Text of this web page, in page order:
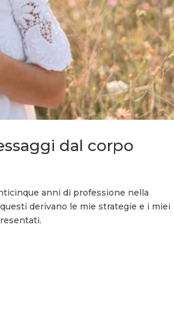
dal corpo
anni di professione nella
questi derivano le mie strategie e i miei